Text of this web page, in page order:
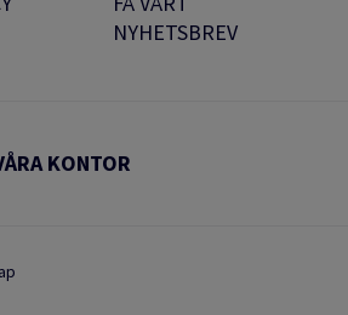
NYHETSBREV
KONTOR